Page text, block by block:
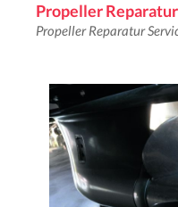
Propeller
Propeller Reparatur